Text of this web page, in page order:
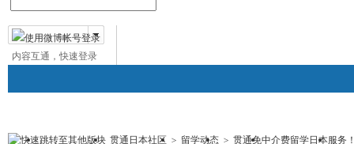
微博帐号登录
内容互通，快速登录
贯通日本社区 > 留学动态 > 贯通免中介费留学日本服务